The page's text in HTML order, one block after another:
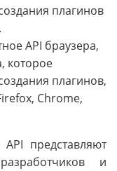
плагинов
API браузера,
которое
плагинов,
Chrome,
представляют
и